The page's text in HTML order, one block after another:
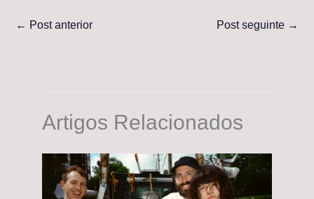
← Post anterior Post seguinte →
Artigos Relacionados